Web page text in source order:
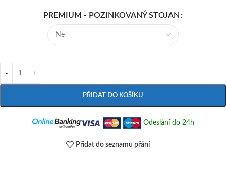
PREMIUM - POZINKOVANÝ STOJAN
PŘIDAT DO KOŠÍKU
Odeslání do 24h
Přidat do seznamu přání